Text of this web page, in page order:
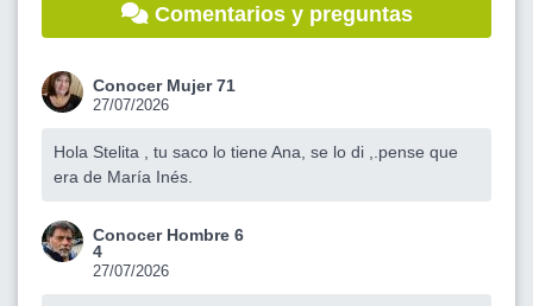
Comentarios y preguntas
Conocer Mujer 71
27/07/2026
Hola Stelita , tu saco lo tiene Ana, se lo di ,.pense que
era de María Inés.
Conocer Hombre 6
4
27/07/2026